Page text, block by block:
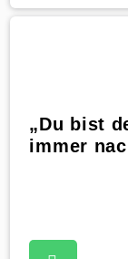
„Du bist
immer